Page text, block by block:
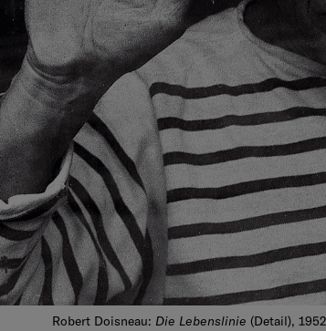
Robert Doisneau: Die Lebenslinie (Detail),